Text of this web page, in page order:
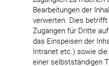
Bearbeitungen der
verwerten. Dies
Zugängen für Dritte
das Einspeisen der
Intranet etc.) sowie
einer selbstständigen